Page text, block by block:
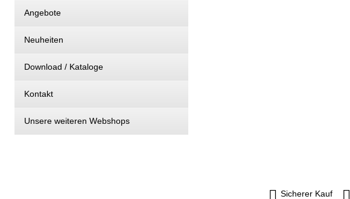
Angebote
Neuheiten
Download / Kataloge
Kontakt
Unsere weiteren Webshops
Sicherer Kauf